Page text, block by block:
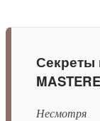
Секреты